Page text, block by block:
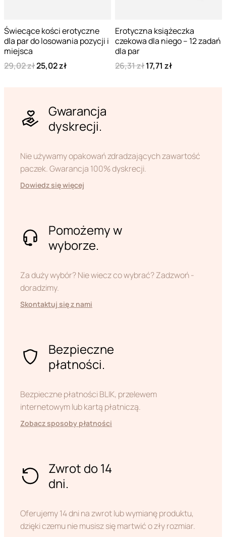
Świecące kości erotyczne
dla par do losowania pozycji i
miejsca
29,02 zł25,02 zł
Erotyczna książeczka
czekowa dla niego – 12 zadań
dla par
26,31 zł17,71 zł
Gwarancja
dyskrecji.
Nie używamy opakowań zdradzających zawartość
paczek. Gwarancja 100% dyskrecji.
Dowiedz się więcej
Pomożemy w
wyborze.
Za duży wybór? Nie wiecz co wybrać? Zadzwoń -
doradzimy.
Skontaktuj się z nami
Bezpieczne
płatności.
Bezpieczne płatności BLIK, przelewem
internetowym lub kartą płatniczą.
Zobacz sposoby płatności
Zwrot do 14
dni.
Oferujemy 14 dni na zwrot lub wymianę produktu,
dzięki czemu nie musisz się martwić o zły rozmiar.